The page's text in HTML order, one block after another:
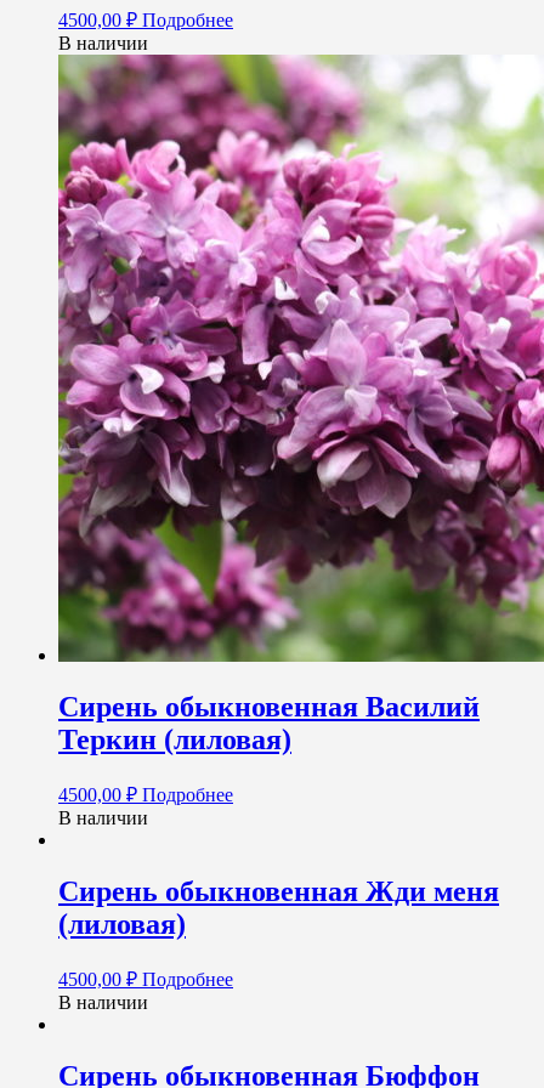
4500,00 ₽ Подробнее
В наличии
Сирень обыкновенная Василий
Теркин (лиловая)
4500,00 ₽ Подробнее
В наличии
Сирень обыкновенная Жди меня
(лиловая)
4500,00 ₽ Подробнее
В наличии
Сирень обыкновенная Бюффон